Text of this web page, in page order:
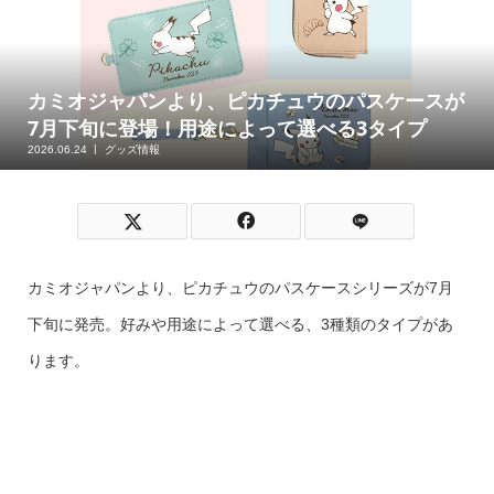
カミオジャパンより、ピカチュウのパスケースが
7月下旬に登場！用途によって選べる3タイプ
2026.06.24 グッズ情報
カミオジャパンより、ピカチュウのパスケースシリーズが7月
下旬に発売。好みや用途によって選べる、3種類のタイプがあ
ります。